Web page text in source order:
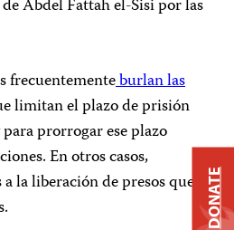
Abdel Fattah el-Sisi por las
frecuentementeburlan las
limitan el plazo de prisión
prorrogar ese plazo
En otros casos,
la liberación de presos que yaDONATE